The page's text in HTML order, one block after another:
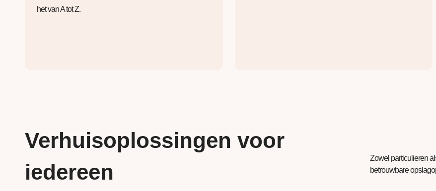
het van A tot Z.
Verhuisoplossingen voor
iedereen
Zowel particulieren
betrouwbare